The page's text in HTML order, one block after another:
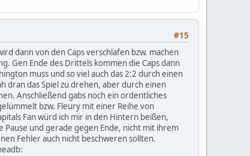
#15
dann von den Caps verschlafen bzw. machen
Gen Ende des Drittels kommen die Caps dann
muss und so viel auch das 2:2 durch einen
dran das Spiel zu drehen, aber durch einen
Anschließend gabs noch ein ordentliches
bzw. Fleury mit einer Reihe von
Fan würd ich mir in den Hintern beißen,
Pause und gerade gegen Ende, nicht mit ihrem
Fehler auch nicht beschweren sollten.